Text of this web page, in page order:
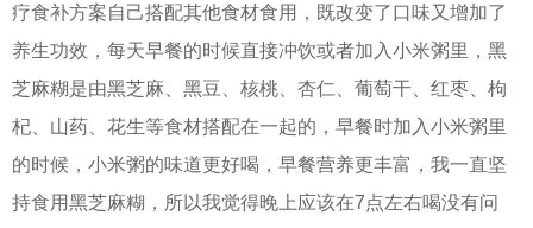
疗食补方案自己搭配其他食材食用，既改变了口味又增加了
养生功效，每天早餐的时候直接冲饮或者加入小米粥里，黑
芝麻糊是由黑芝麻、黑豆、核桃、杏仁、葡萄干、红枣、枸
杞、山药、花生等食材搭配在一起的，早餐时加入小米粥里
的时候，小米粥的味道更好喝，早餐营养更丰富，我一直坚
持食用黑芝麻糊，所以我觉得晚上应该在7点左右喝没有问